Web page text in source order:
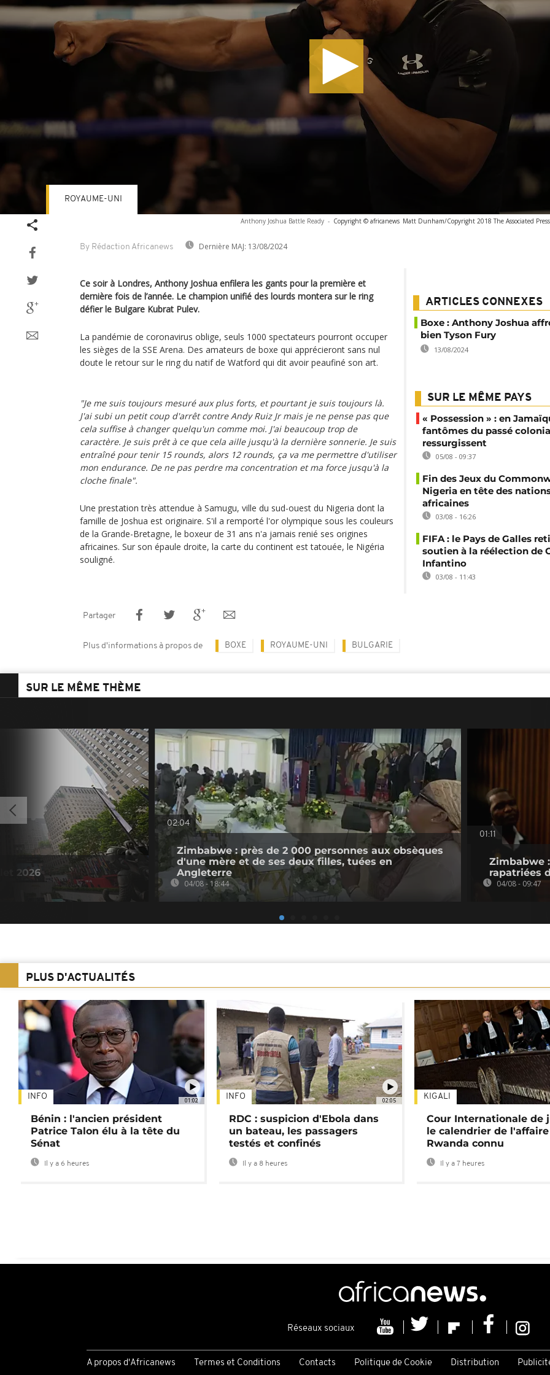
Anthony Joshua Battle Ready - Copyright © africanews Matt Dunham/Copyright 2018 The Associated
By Rédaction Africanews Dernière MAJ: 13/08/2024
ROYAUME-UNI
Ce soir à Londres, Anthony Joshua enfilera les gants pour la première et
dernière fois de l’année. Le champion unifié des lourds montera sur le ring
défier le Bulgare Kubrat Pulev.
La pandémie de coronavirus oblige, seuls 1000 spectateurs pourront occuper
les sièges de la SSE Arena. Des amateurs de boxe qui apprécieront sans nul
doute le retour sur le ring du natif de Watford qui dit avoir peaufiné son art.
"Je me suis toujours mesuré aux plus forts, et pourtant je suis toujours là.
J'ai subi un petit coup d'arrêt contre Andy Ruiz Jr mais je ne pense pas que
cela suffise à changer quelqu'un comme moi. J'ai beaucoup trop de
caractère. Je suis prêt à ce que cela aille jusqu'à la dernière sonnerie. Je suis
entraîné pour tenir 15 rounds, alors 12 rounds, ça va me permettre d'utiliser
mon endurance. De ne pas perdre ma concentration et ma force jusqu'à la
cloche finale".
Une prestation très attendue à Samugu, ville du sud-ouest du Nigeria dont la
famille de Joshua est originaire. S'il a remporté l'or olympique sous les couleurs
de la Grande-Bretagne, le boxeur de 31 ans n'a jamais renié ses origines
africaines. Sur son épaule droite, la carte du continent est tatouée, le Nigéria
souligné.
ARTICLES CONNEXES
Boxe : Anthony Joshua
bien Tyson Fury
13/08/2024
SUR LE MÊME PAYS
« Possession » : en
fantômes du passé
ressurgissent
05/08 - 09:37
Fin des Jeux du
Nigeria en tête des
africaines
03/08 - 16:26
FIFA : le Pays de Galles
soutien à la réélection de
Infantino
03/08 - 11:43
Partager
Plus d'informations à propos de BOXE ROYAUME-UNI BULGARIE
SUR LE MÊME THÈME
2026
02:04
Zimbabwe : près de 2 000 personnes aux obsèques
d'une mère et de ses deux filles, tuées en
Angleterre
04/08 - 18:44
01:11
Zimbabwe
rapatriées
04/08 - 09:47
PLUS D'ACTUALITÉS
01:02
INFO
Bénin : l'ancien président
Patrice Talon élu à la tête du
Sénat
Il y a 6 heures
02:05
INFO
RDC : suspicion d'Ebola dans
un bateau, les passagers
testés et confinés
Il y a 8 heures
KIGALI
Cour Internationale de
le calendrier de l'affaire
Rwanda connu
Il y a 7 heures
Réseaux sociaux
A propos d'Africanews Termes et Conditions Contacts Politique de Cookie Distribution